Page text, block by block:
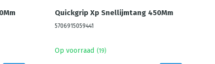
Quickgrip Xp Snellijmtang 450Mm
5706915059441
Op voorraad (19)